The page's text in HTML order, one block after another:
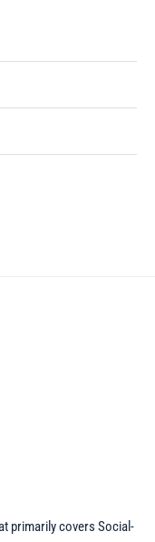
primarily covers Social-